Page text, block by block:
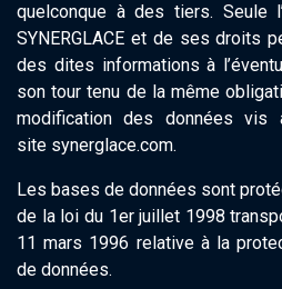
quelconque à des tiers. Seule
SYNERGLACE et de ses droits
des dites informations à
son tour tenu de la même
modification des données vis
site synerglace.com.
Les bases de données sont
de la loi du 1er juillet 1998
11 mars 1996 relative à la
de données.